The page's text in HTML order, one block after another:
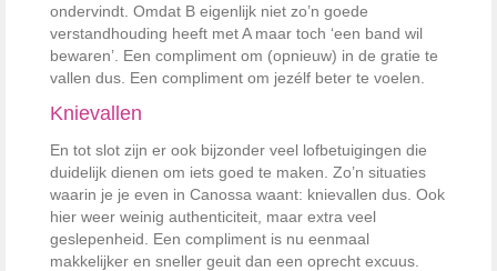
ondervindt. Omdat B eigenlijk niet zo’n goede
verstandhouding heeft met A maar toch ‘een band wil
bewaren’. Een compliment om (opnieuw) in de gratie te
vallen dus. Een compliment om jezélf beter te voelen.
Knievallen
En tot slot zijn er ook bijzonder veel lofbetuigingen die
duidelijk dienen om iets goed te maken. Zo’n situaties
waarin je je even in Canossa waant: knievallen dus. Ook
hier weer weinig authenticiteit, maar extra veel
geslepenheid. Een compliment is nu eenmaal
makkelijker en sneller geuit dan een oprecht excuus.